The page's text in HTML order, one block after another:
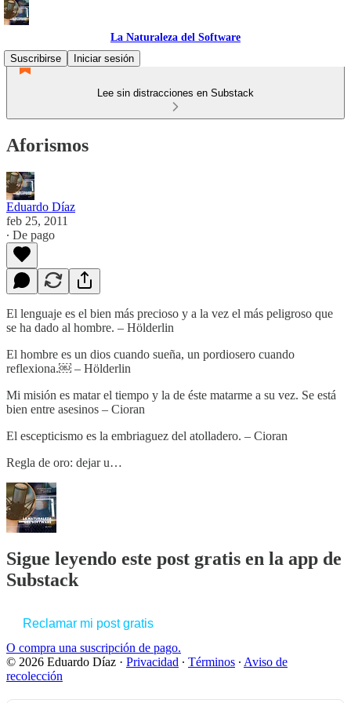
La Naturaleza del Software
Suscribirse
Iniciar sesión
Lee sin distracciones en Substack
Aforismos
Eduardo Díaz
feb 25, 2011
∙ De pago
El lenguaje es el bien más precioso y a la vez el más peligroso que
se ha dado al hombre. – Hölderlin
El hombre es un dios cuando sueña, un pordiosero cuando
reflexiona.￼ – Hölderlin
Mi misión es matar el tiempo y la de éste matarme a su vez. Se está
bien entre asesinos – Cioran
El escepticismo es la embriaguez del atolladero. – Cioran
Regla de oro: dejar u…
Sigue leyendo este post gratis en la app de
Substack
Reclamar mi post gratis
O compra una suscripción de pago.
© 2026 Eduardo Díaz · Privacidad ∙ Términos ∙ Aviso de
recolección